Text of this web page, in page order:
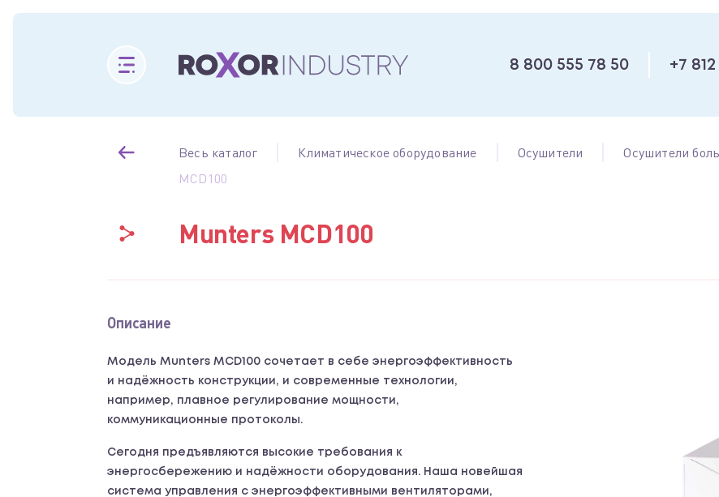
8 800 555 78 50 +7
Весь каталог Климатическое оборудование Осушители Осушители
MCD100
Munters MCD100
Описание
Модель Munters MCD100 сочетает в себе энергоэффективность
и надёжность конструкции, и современные технологии,
например, плавное регулирование мощности,
коммуникационные протоколы.
Сегодня предъявляются высокие требования к
энергосбережению и надёжности оборудования. Наша новейшая
система управления с энергоэффективными вентиляторами,